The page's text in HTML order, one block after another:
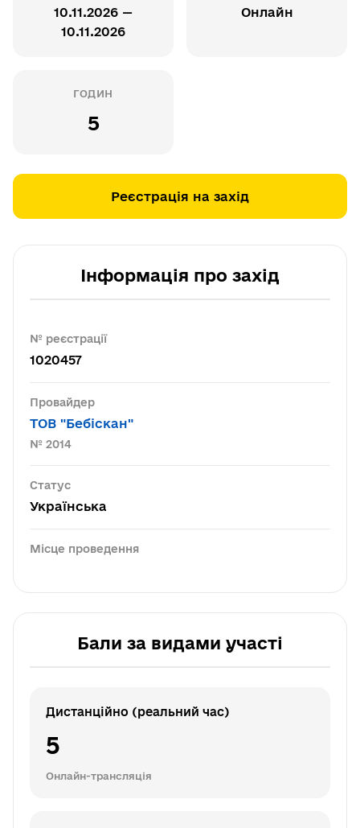
10.11.2026 —
10.11.2026
Онлайн
ГОДИН
5
Реєстрація на захід
Інформація про захід
№ реєстрації
1020457
Провайдер
ТОВ "Бебіскан"
№ 2014
Статус
Українська
Місце проведення
Бали за видами участі
Дистанційно (реальний час)
5
Онлайн-трансляція